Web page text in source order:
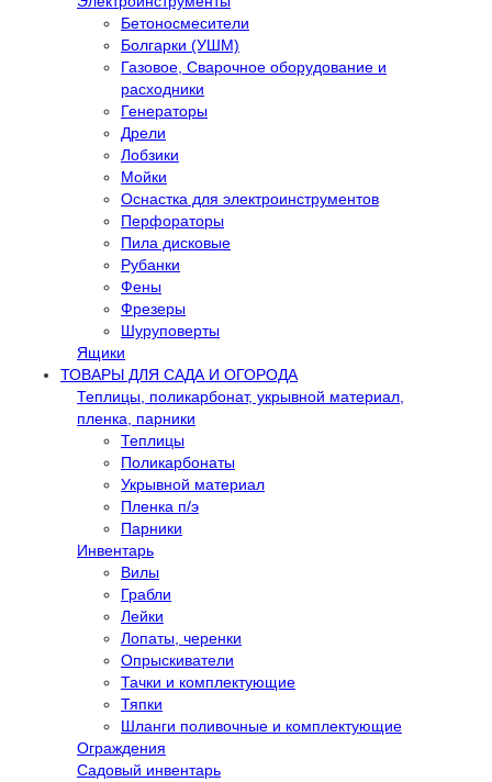
Бетоносмесители
Болгарки (УШМ)
Газовое, Сварочное оборудование и
расходники
Генераторы
Дрели
Лобзики
Мойки
Оснастка для электроинструментов
Перфораторы
Пила дисковые
Рубанки
Фены
Фрезеры
Шуруповерты
Ящики
ТОВАРЫ ДЛЯ САДА И ОГОРОДА
Теплицы, поликарбонат, укрывной материал,
пленка, парники
Теплицы
Поликарбонаты
Укрывной материал
Пленка п/э
Парники
Инвентарь
Вилы
Грабли
Лейки
Лопаты, черенки
Опрыскиватели
Тачки и комплектующие
Тяпки
Шланги поливочные и комплектующие
Ограждения
Садовый инвентарь